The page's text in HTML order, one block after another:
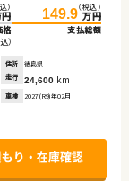
）
格
149.9（税込）
万円
支払総額
）
住所
徳島県
走行 24,600 km
車検 2027(R9)年02月